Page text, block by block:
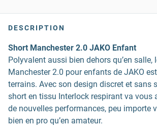
DESCRIPTION
Short Manchester 2.0 JAKO Enfant
Polyvalent aussi bien dehors qu’en salle,
Manchester 2.0 pour enfants de JAKO
terrains. Avec son design discret et sans
short en tissu Interlock respirant va vous
de nouvelles performances, peu importe
bien en pro qu’en amateur.